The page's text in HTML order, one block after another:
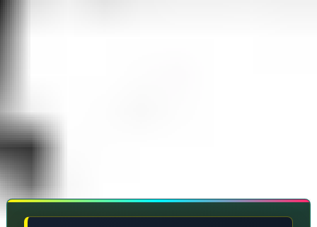
Rękojmia 2 lata
Opis produktu